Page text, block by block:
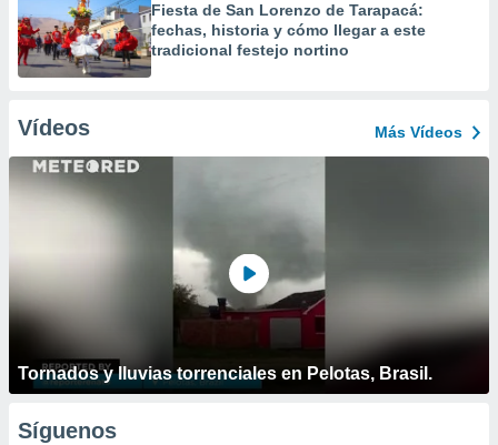
Fiesta de San Lorenzo de Tarapacá:
fechas, historia y cómo llegar a este
tradicional festejo nortino
Vídeos Más Vídeos
Tornados y lluvias torrenciales en Pelotas, Brasil.
Síguenos